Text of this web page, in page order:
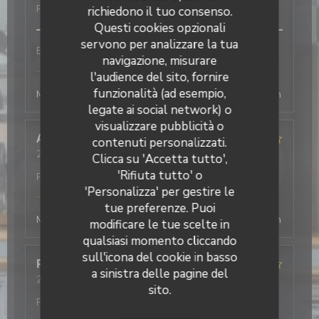
richiedono il tuo consenso.
Questi cookies opzionali
servono per analizzare la tua
navigazione, misurare
l'audience del sito, fornire
funzionalità (ad esempio,
legate ai social network) o
visualizzare pubblicità o
contenuti personalizzati.
Clicca su 'Accetta tutto',
'Rifiuta tutto' o
'Personalizza' per gestire le
tue preferenze. Puoi
modificare le tue scelte in
qualsiasi momento cliccando
sull'icona del cookie in basso
a sinistra delle pagine del
sito.
Prezzo
Bon service et efficace
L'Office
ha risposto a questa recensione
Merci beaucoup ! Au plaisir de vous revoir, la direction
Antonio
2026-08-03
- 19:30 - Ospiti 2
/5 Atmosfera :4/5 Cucina:5/5 Qualità /
Prezzo
L'Office ha risposto a questa recensione
Merci beaucoup ! Au plaisir de vous revoir, la direction
Philippe
D
2026-08-03 - 19:45 - Ospiti 4
4/5 Cucina
Prezzo